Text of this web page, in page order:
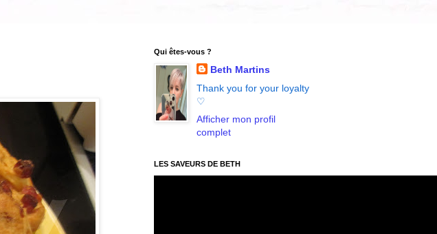
Qui êtes-vous ?
Beth Martins
Thank you for your loyalty
♡
Afficher mon profil
complet
LES SAVEURS DE BETH